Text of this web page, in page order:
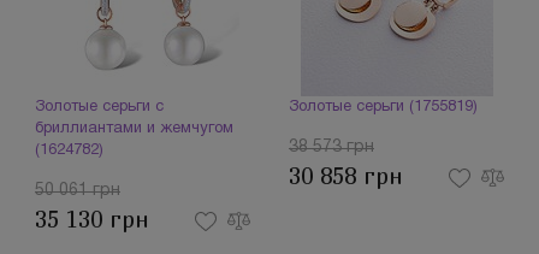
Золотые серьги с
бриллиантами и жемчугом
(1624782)
50 061 грн
35 130 грн
Золотые серьги (1755819)
38 573 грн
30 858 грн